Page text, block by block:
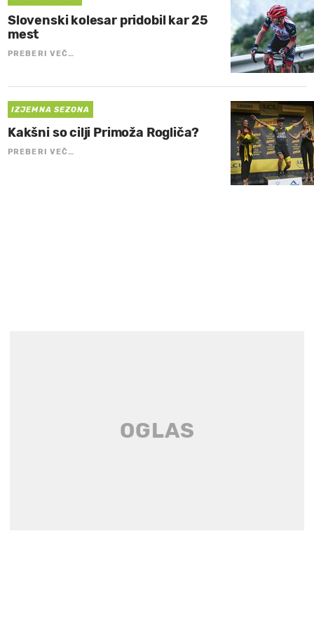
Slovenski kolesar pridobil kar 25
mest
PREBERI VEČ…
IZJEMNA SEZONA
Kakšni so cilji Primoža Rogliča?
PREBERI VEČ…